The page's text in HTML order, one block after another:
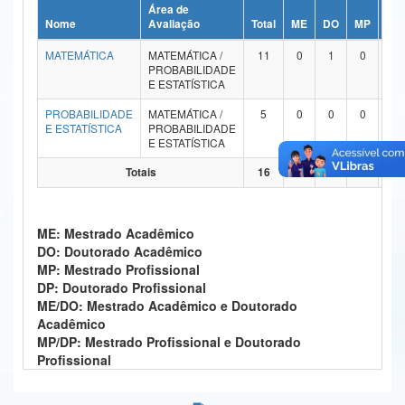
Ministério da Ciência, Tecnologia, Inovações e Comunicações
Ministério do Meio Ambiente
Ministério do Desenvolvimento Regional
Controladoria-Geral da União
Secretaria-Geral
Secretaria de Governo
Gabinete de Segurança Institucional
Advocacia-Geral da União
Nome
Área de
Avaliação
Total ME DO MP
MATEMÁTICA
MATEMÁTICA /
PROBABILIDADE
E ESTATÍSTICA
11 0 1 0
PROBABILIDADE
E ESTATÍSTICA
MATEMÁTICA /
PROBABILIDADE
E ESTATÍSTICA
5 0 0 0
Totais 16 0 1 0
ME: Mestrado Acadêmico
DO: Doutorado Acadêmico
MP: Mestrado Profissional
DP: Doutorado Profissional
ME/DO: Mestrado Acadêmico e Doutorado
Acadêmico
MP/DP: Mestrado Profissional e Doutorado
Profissional